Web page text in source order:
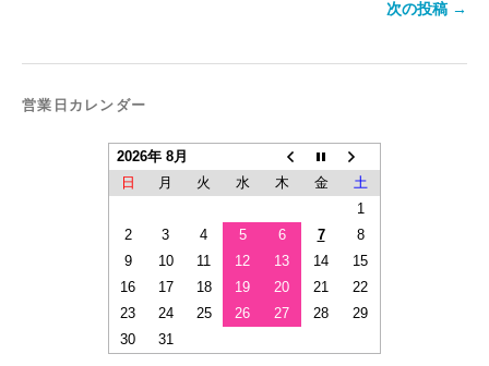
次の投稿 →
営業日カレンダー
2026年 8月
日
月 火 水 木 金
土
1
2
3 4 5 6 7
8
9
10 11 12 13 14
15
16
17 18 19 20 21
22
23
24 25 26 27 28
29
30
31